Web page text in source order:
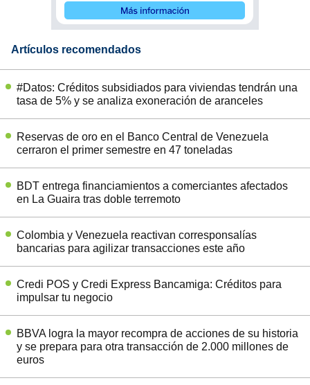
Artículos recomendados
#Datos: Créditos subsidiados para viviendas tendrán una
tasa de 5% y se analiza exoneración de aranceles
Reservas de oro en el Banco Central de Venezuela
cerraron el primer semestre en 47 toneladas
BDT entrega financiamientos a comerciantes afectados
en La Guaira tras doble terremoto
Colombia y Venezuela reactivan corresponsalías
bancarias para agilizar transacciones este año
Credi POS y Credi Express Bancamiga: Créditos para
impulsar tu negocio
BBVA logra la mayor recompra de acciones de su historia
y se prepara para otra transacción de 2.000 millones de
euros